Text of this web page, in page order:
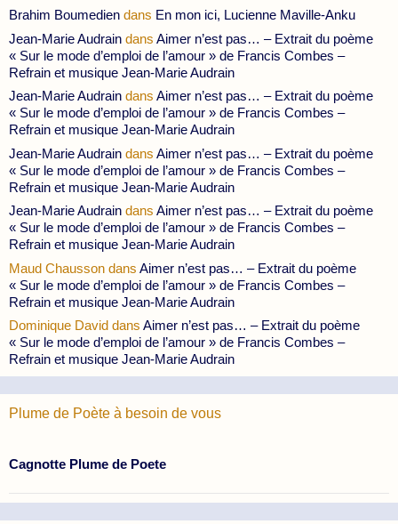
Brahim Boumedien dans En mon ici, Lucienne Maville-Anku
Jean-Marie Audrain dans Aimer n’est pas… – Extrait du poème
« Sur le mode d’emploi de l’amour » de Francis Combes –
Refrain et musique Jean-Marie Audrain
Jean-Marie Audrain dans Aimer n’est pas… – Extrait du poème
« Sur le mode d’emploi de l’amour » de Francis Combes –
Refrain et musique Jean-Marie Audrain
Jean-Marie Audrain dans Aimer n’est pas… – Extrait du poème
« Sur le mode d’emploi de l’amour » de Francis Combes –
Refrain et musique Jean-Marie Audrain
Jean-Marie Audrain dans Aimer n’est pas… – Extrait du poème
« Sur le mode d’emploi de l’amour » de Francis Combes –
Refrain et musique Jean-Marie Audrain
Maud Chausson dans Aimer n’est pas… – Extrait du poème
« Sur le mode d’emploi de l’amour » de Francis Combes –
Refrain et musique Jean-Marie Audrain
Dominique David dans Aimer n’est pas… – Extrait du poème
« Sur le mode d’emploi de l’amour » de Francis Combes –
Refrain et musique Jean-Marie Audrain
Plume de Poète à besoin de vous
Cagnotte Plume de Poete